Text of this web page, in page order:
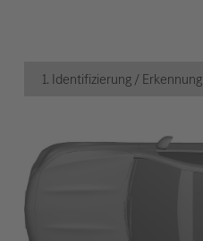
1. Identifizierung / Erkennung